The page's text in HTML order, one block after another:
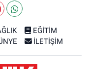
EĞİTİM
İLETİŞİM